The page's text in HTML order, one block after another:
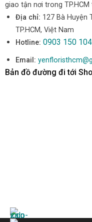
giao tận nơi trong TP.HCM
Địa chỉ: 127 Bà Huyện
TP.HCM, Việt Nam
Hotline: 0903 150 104
Email:
Bản đồ đường đi tới